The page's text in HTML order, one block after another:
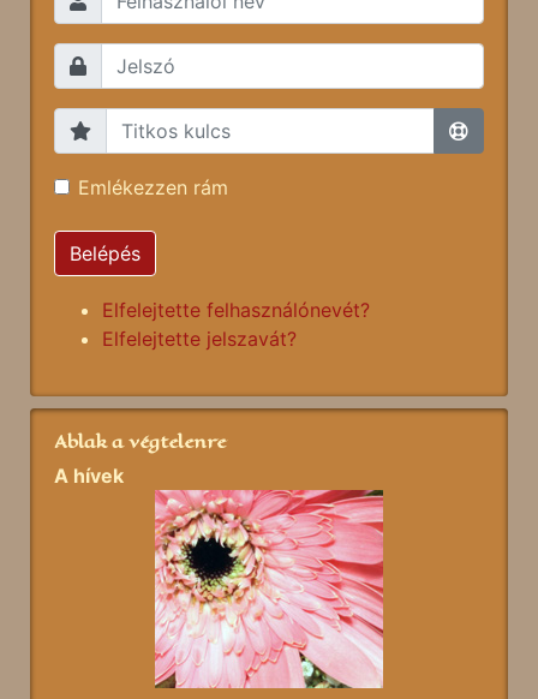
Emlékezzen rám
Belépés
Elfelejtette felhasználónevét?
Elfelejtette jelszavát?
Ablak a végtelenre
A hívek